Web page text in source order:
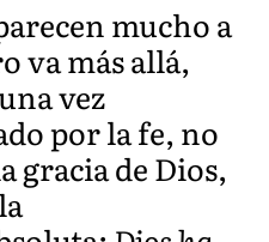
mucho a
va más allá,
vez
por la fe, no
gracia de Dios,